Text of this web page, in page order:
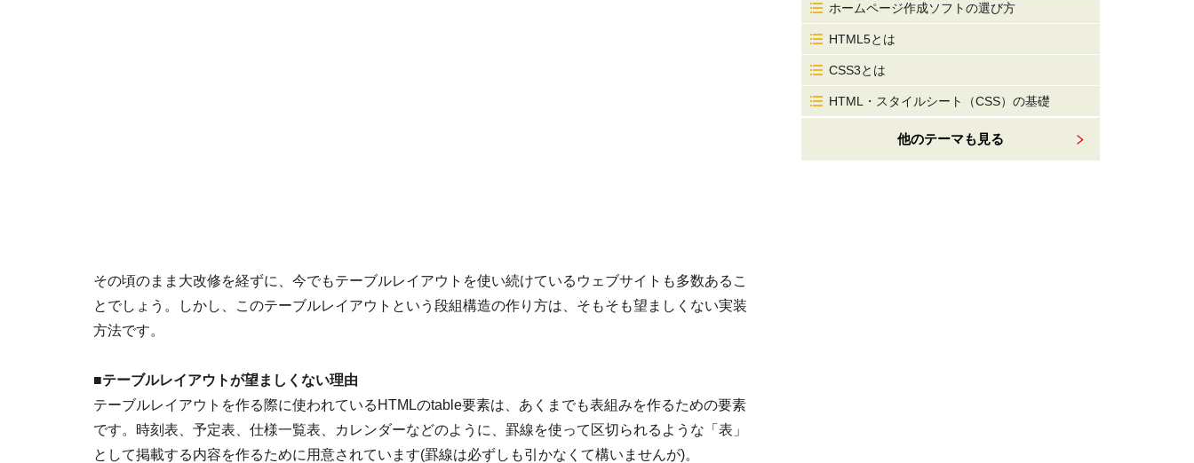
その頃のまま大改修を経ずに、今でもテーブルレイアウトを使い続けているウェブサイトも多数あるこ
とでしょう。しかし、このテーブルレイアウトという段組構造の作り方は、そもそも望ましくない実装
方法です。
■テーブルレイアウトが望ましくない理由
テーブルレイアウトを作る際に使われているHTMLのtable要素は、あくまでも表組みを作るための要素
です。時刻表、予定表、仕様一覧表、カレンダーなどのように、罫線を使って区切られるような「表」
として掲載する内容を作るために用意されています(罫線は必ずしも引かなくて構いませんが)。
ホームページ作成ソフトの選び方
HTML5とは
CSS3とは
HTML・スタイルシート（CSS）の基礎
他のテーマも見る